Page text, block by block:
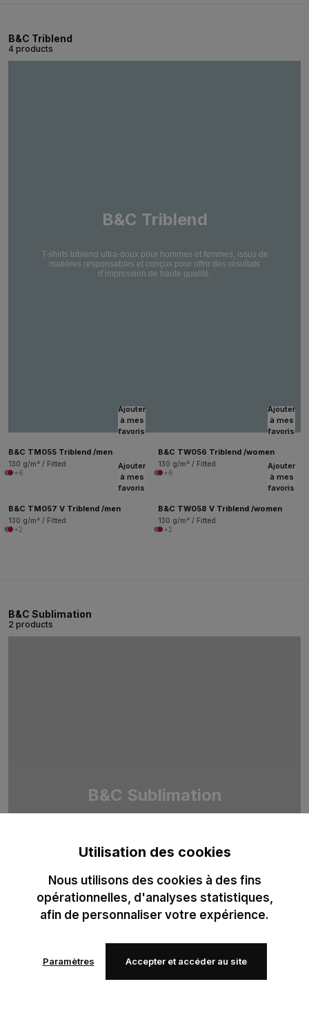
B&C Triblend
4 products
B&C Triblend
T-shirts triblend ultra-doux pour hommes et femmes, issus de
matières responsables et conçus pour offrir des résultats
d’impression de haute qualité.
Ajouter
à mes
favoris
B&C TM055 Triblend /men
130 g/m² / Fitted
+6
Ajouter
à mes
favoris
B&C TW056 Triblend /women
130 g/m² / Fitted
+6
Ajouter
à mes
favoris
B&C TM057 V Triblend /men
130 g/m² / Fitted
+2
Ajouter
à mes
favoris
B&C TW058 V Triblend /women
130 g/m² / Fitted
+2
B&C Sublimation
2 products
B&C Sublimation
haute définition.
Utilisation des cookies
Nous utilisons des cookies à des fins
opérationnelles, d'analyses statistiques,
afin de personnaliser votre expérience.
Paramètres Accepter et accéder au site